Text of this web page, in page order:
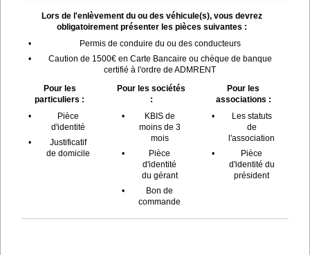
Lors de l'enlèvement du ou des véhicule(s), vous devrez
obligatoirement présenter les pièces suivantes :
•
Permis de conduire du ou des conducteurs
•
Caution de 1500€ en Carte Bancaire ou chèque de banque
certifié à l'ordre de ADMRENT
Pour les
particuliers :
•
Pièce
d'identité
•
Justificatif
de domicile
Pour les sociétés
:
•
KBIS de
moins de 3
mois
•
Pièce
d'identité
du gérant
•
Bon de
commande
Pour les
associations :
•
Les statuts
de
l'association
•
Pièce
d'identité du
président